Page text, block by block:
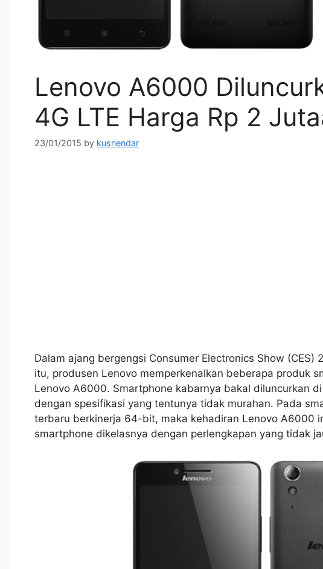
Lenovo A6000
4G LTE Harga Rp 2
23/01/2015 by kusnendar
Dalam ajang bergengsi Consumer Electronics Show
itu, produsen Lenovo memperkenalkan beberapa produk
Lenovo A6000. Smartphone kabarnya bakal diluncurkan
dengan spesifikasi yang tentunya tidak murahan. Pada
terbaru berkinerja 64-bit, maka kehadiran Lenovo A6000
smartphone dikelasnya dengan perlengkapan yang tidak